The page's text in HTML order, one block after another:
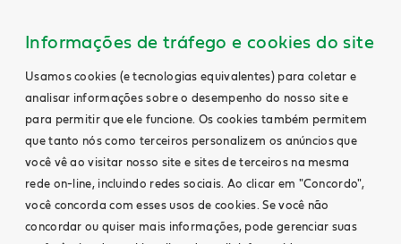
Informações de tráfego e cookies do site
Usamos cookies (e tecnologias equivalentes) para coletar e
analisar informações sobre o desempenho do nosso site e
para permitir que ele funcione. Os cookies também permitem
que tanto nós como terceiros personalizem os anúncios que
você vê ao visitar nosso site e sites de terceiros na mesma
rede on-line, incluindo redes sociais. Ao clicar em "Concordo",
você concorda com esses usos de cookies. Se você não
concordar ou quiser mais informações, pode gerenciar suas